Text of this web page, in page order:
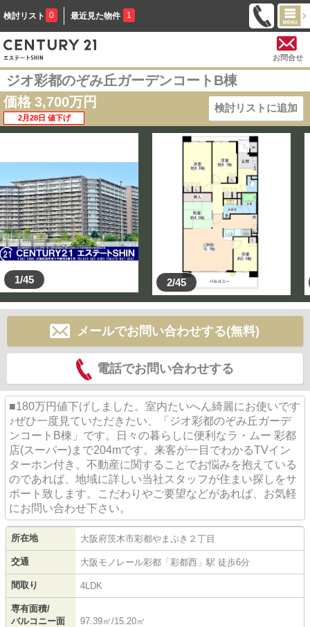
検討リスト 0 最近見た物件 1
お問合せ
ジオ彩都のぞみ丘ガーデンコートB棟
価格 3,700万円
2月28日 値下げ
検討リストに追加
1/45 2/45
メールでお問い合わせする(無料)
電話でお問い合わせする
■180万円値下げしました。室内たいへん綺麗にお使いです
♪ぜひ一度見ていただきたい、「ジオ彩都のぞみ丘ガーデ
ンコートB棟」です。日々の暮らしに便利なラ・ムー 彩都
店(スーパー)まで204mです。来客が一目でわかるTVイン
ターホン付き。不動産に関することでお悩みを抱えている
のであれば、地域に詳しい当社スタッフが住まい探しをサ
ポート致します。こだわりやご要望などがあれば、お気軽
にお問い合わせ下さい。
所在地 大阪府茨木市彩都やまぶき ２丁目
交通 大阪モノレール彩都 「 彩都西 」駅 徒歩6分
間取り 4LDK
専有面積/
バルコニー面
97.39㎡/15.20㎡